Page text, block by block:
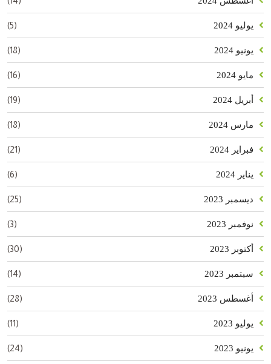
يوليو 2024 (5)
يونيو 2024 (18)
مايو 2024 (16)
أبريل 2024 (19)
مارس 2024 (18)
فبراير 2024 (21)
يناير 2024 (6)
ديسمبر 2023 (25)
نوفمبر 2023 (3)
أكتوبر 2023 (30)
سبتمبر 2023 (14)
أغسطس 2023 (28)
يوليو 2023 (11)
يونيو 2023 (24)